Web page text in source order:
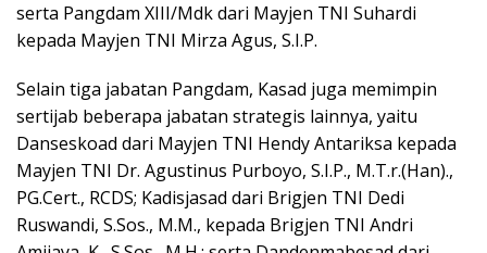
serta Pangdam XIII/Mdk dari Mayjen TNI Suhardi
kepada Mayjen TNI Mirza Agus, S.I.P.
Selain tiga jabatan Pangdam, Kasad juga memimpin
sertijab beberapa jabatan strategis lainnya, yaitu
Danseskoad dari Mayjen TNI Hendy Antariksa kepada
Mayjen TNI Dr. Agustinus Purboyo, S.I.P., M.T.r.(Han).,
PG.Cert., RCDS; Kadisjasad dari Brigjen TNI Dedi
Ruswandi, S.Sos., M.M., kepada Brigjen TNI Andri